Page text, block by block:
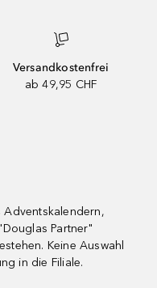
Versandkostenfrei
ab 49,95 CHF
Adventskalendern,
Partner"
Keine Auswahl
in die Filiale.